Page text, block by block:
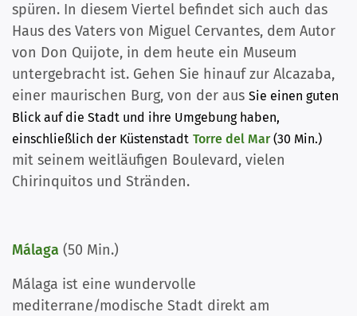
spüren. In diesem Viertel befindet sich auch das
Haus des Vaters von Miguel Cervantes, dem Autor
von Don Quijote, in dem heute ein Museum
untergebracht ist. Gehen Sie hinauf zur Alcazaba,
einer maurischen Burg, von der aus Sie einen guten
Blick auf die Stadt und ihre Umgebung haben,
einschließlich der Küstenstadt Torre del Mar (30 Min.)
mit seinem weitläufigen Boulevard, vielen
Chirinquitos und Stränden.
Málaga (50 Min.)
Málaga ist eine wundervolle
mediterrane/modische Stadt direkt am